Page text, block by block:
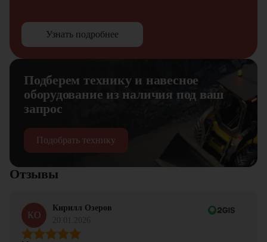
Узнать подробнее
Подберем технику и навесное
оборудование из наличия под ваш
запрос
Подобрать технику
Отзывы
КО
Кирилл Озеров